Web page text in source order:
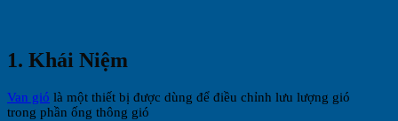
1. Khái Niệm
Van gió là một thiết bị được dùng để điều chỉnh lưu lượng gió
trong phần ống thông gió